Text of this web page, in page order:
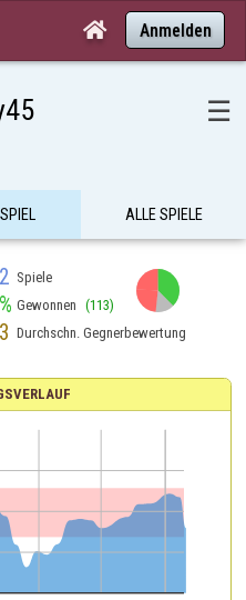
 Anmelden
☰
ALLE SPIELE
Spiele
Gewonnen (113)
Durchschn. Gegnerbewertung